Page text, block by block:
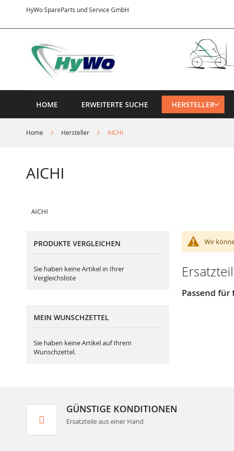
HyWo SpareParts und Service GmbH
Inhalt
HOME ERWEITERTE SUCHE HERSTELLER
Home Hersteller AICHI
AICHI
AICHI
Wir
Passend
PRODUKTE VERGLEICHEN
Sie haben keine Artikel in Ihrer
Vergleichsliste
MEIN WUNSCHZETTEL
Sie haben keine Artikel auf Ihrem
Wunschzettel.
GÜNSTIGE KONDITIONEN
Ersatzteile aus einer Hand